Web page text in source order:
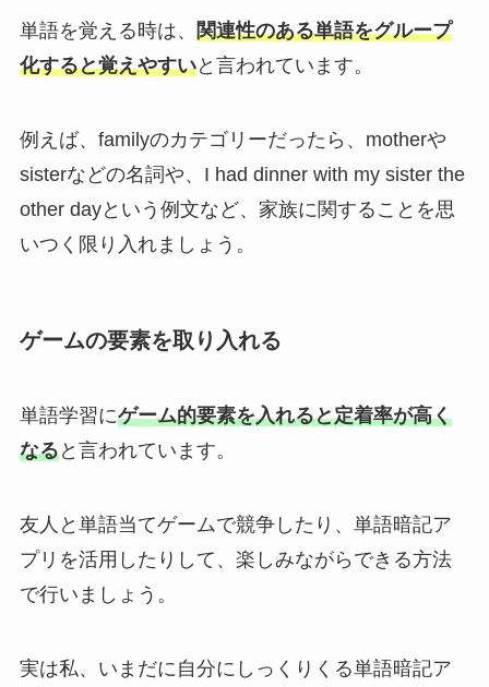
単語を覚える時は、 関連性のある単語をグループ
化すると覚えやすいと言われています。
例えば、familyのカテゴリーだったら、motherや
sisterなどの名詞や、I had dinner with my sister the
other dayという例文など、家族に関することを思
いつく限り入れましょう。
ゲームの要素を取り入れる
単語学習にゲーム的要素を入れると定着率が高く
なると言われています。
友人と単語当てゲームで競争したり、単語暗記ア
プリを活用したりして、楽しみながらできる方法
で行いましょう。
実は私、いまだに自分にしっくりくる単語暗記ア